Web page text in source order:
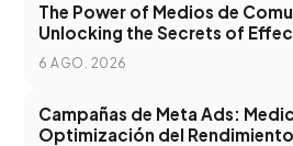
The Power of Medios de
Unlocking the Secrets of
Communication in the Digital
6 AGO. 2026
Campañas de Meta Ads:
Optimización del Rendimiento